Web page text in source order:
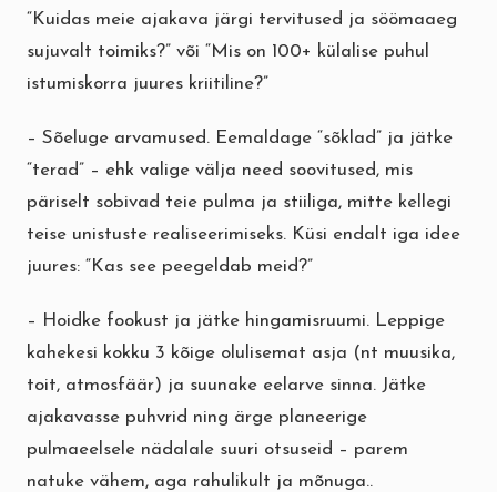
“Kuidas meie ajakava järgi tervitused ja söömaaeg
sujuvalt toimiks?” või “Mis on 100+ külalise puhul
istumiskorra juures kriitiline?”
– Sõeluge arvamused. Eemaldage “sõklad” ja jätke
“terad” – ehk valige välja need soovitused, mis
päriselt sobivad teie pulma ja stiiliga, mitte kellegi
teise unistuste realiseerimiseks. Küsi endalt iga idee
juures: “Kas see peegeldab meid?”
– Hoidke fookust ja jätke hingamisruumi. Leppige
kahekesi kokku 3 kõige olulisemat asja (nt muusika,
toit, atmosfäär) ja suunake eelarve sinna. Jätke
ajakavasse puhvrid ning ärge planeerige
pulmaeelsele nädalale suuri otsuseid – parem
natuke vähem, aga rahulikult ja mõnuga..